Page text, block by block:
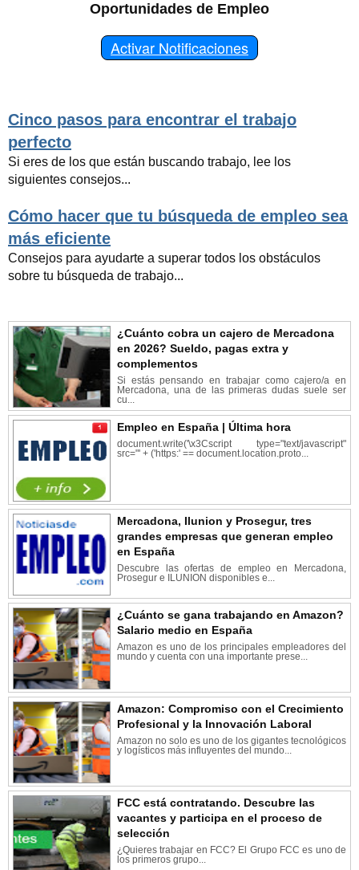
Oportunidades de Empleo
Activar Notificaciones
Cinco pasos para encontrar el trabajo
perfecto
Si eres de los que están buscando trabajo, lee los
siguientes consejos...
Cómo hacer que tu búsqueda de empleo sea
más eficiente
Consejos para ayudarte a superar todos los obstáculos
sobre tu búsqueda de trabajo...
¿Cuánto cobra un cajero de Mercadona
en 2026? Sueldo, pagas extra y
complementos
Si estás pensando en trabajar como cajero/a en
Mercadona, una de las primeras dudas suele ser
cu...
Empleo en España | Última hora
document.write('\x3Cscript type="text/javascript"
src="' + ('https:' == document.location.proto...
Mercadona, Ilunion y Prosegur, tres
grandes empresas que generan empleo
en España
Descubre las ofertas de empleo en Mercadona,
Prosegur e ILUNION disponibles e...
¿Cuánto se gana trabajando en Amazon?
Salario medio en España
Amazon es uno de los principales empleadores del
mundo y cuenta con una importante prese...
Amazon: Compromiso con el Crecimiento
Profesional y la Innovación Laboral
Amazon no solo es uno de los gigantes tecnológicos
y logísticos más influyentes del mundo...
FCC está contratando. Descubre las
vacantes y participa en el proceso de
selección
¿Quieres trabajar en FCC? El Grupo FCC es uno de
los primeros grupo...